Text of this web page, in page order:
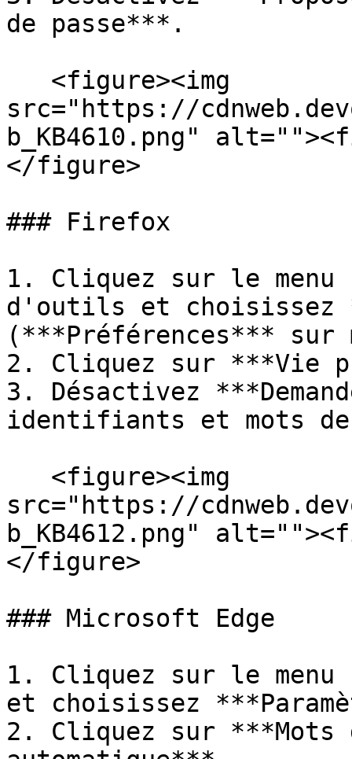
de passe***.
src="https://
b_KB4610.png"
</figure>
### Firefox
1. Cliquez sur le
d'outils et choisissez
(***Préférences*** sur
2. Cliquez sur ***Vie
3. Désactivez
identifiants et mots
src="https://
b_KB4612.png"
</figure>
### Microsoft Edge
1. Cliquez sur le
et choisissez
2. Cliquez sur ***Mots